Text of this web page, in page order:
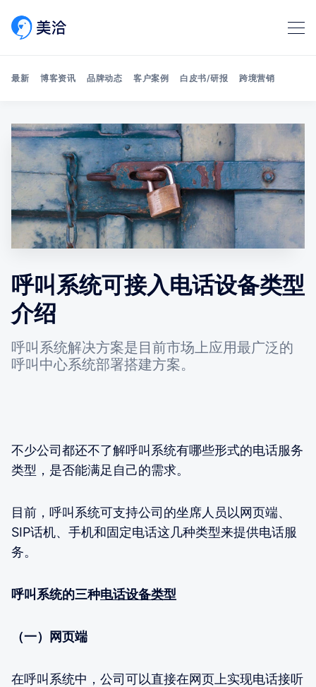
Search 美洽博客
最新 博客资讯 品牌动态 客户案例 白皮书/研报 跨境营销
呼叫系统可接入电话设备类型
介绍
呼叫系统解决方案是目前市场上应用最广泛的
呼叫中心系统部署搭建方案。
不少公司都还不了解呼叫系统有哪些形式的电话服务
类型，是否能满足自己的需求。
目前，呼叫系统可支持公司的坐席人员以网页端、
SIP话机、手机和固定电话这几种类型来提供电话服
务。
呼叫系统的三种电话设备类型
（一）网页端
在呼叫系统中，公司可以直接在网页上实现电话接听